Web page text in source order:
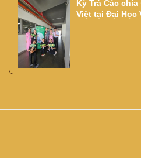
Kỳ Trà Các
Việt tại Đại Học